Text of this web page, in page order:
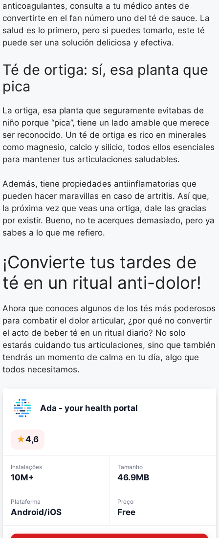
anticoagulantes, consulta a tu médico antes de
convertirte en el fan número uno del té de sauce. La
salud es lo primero, pero si puedes tomarlo, este té
puede ser una solución deliciosa y efectiva.
Té de ortiga: sí, esa planta que
pica
La ortiga, esa planta que seguramente evitabas de
niño porque “pica”, tiene un lado amable que merece
ser reconocido. Un té de ortiga es rico en minerales
como magnesio, calcio y silicio, todos ellos esenciales
para mantener tus articulaciones saludables.
Además, tiene propiedades antiinflamatorias que
pueden hacer maravillas en caso de artritis. Así que,
la próxima vez que veas una ortiga, dale las gracias
por existir. Bueno, no te acerques demasiado, pero ya
sabes a lo que me refiero.
¡Convierte tus tardes de
té en un ritual anti-dolor!
Ahora que conoces algunos de los tés más poderosos
para combatir el dolor articular, ¿por qué no convertir
el acto de beber té en un ritual diario? No solo
estarás cuidando tus articulaciones, sino que también
tendrás un momento de calma en tu día, algo que
todos necesitamos.
Ada - your health portal
★4,6
Instalações
10M+
Tamanho
46.9MB
Plataforma
Android/iOS
Preço
Free